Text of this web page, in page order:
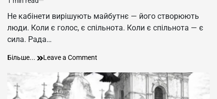
Estimated
read
time
Не кабінети вирішують майбутнє — його створюють
люди. Коли є голос, є спільнота. Коли є спільнота — є
сила. Рада…
Більше... Rada,
common!
Leave a Comment
common,
common!